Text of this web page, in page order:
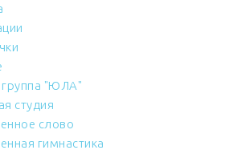
группа "ЮЛА"
студия
слово
гимнастика